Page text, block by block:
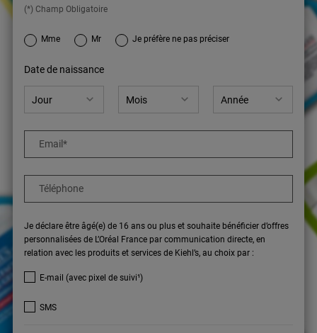
(*) Champ Obligatoire
newslettersignup.title.legend
Mme Mr Je préfère ne pas préciser
Date de naissance
Email*
Téléphone
Je déclare être âgé(e) de 16 ans ou plus et souhaite bénéficier d’offres
personnalisées de L’Oréal France par communication directe, en
relation avec les produits et services de Kiehl’s, au choix par :
E-mail (avec pixel de suivi¹)
SMS